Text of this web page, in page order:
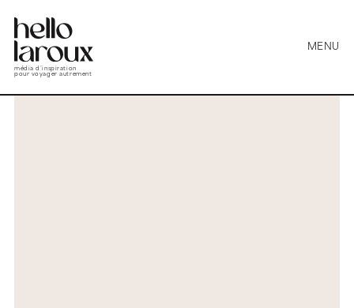
média d’inspiration
pour voyager autrement
MENU